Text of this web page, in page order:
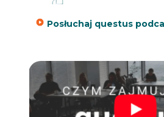
Posłuchaj questus